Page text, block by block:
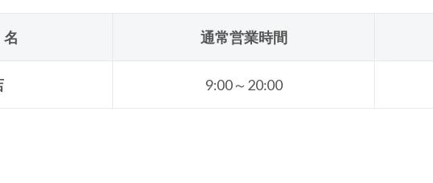
通常営業時間
9:00～20:00